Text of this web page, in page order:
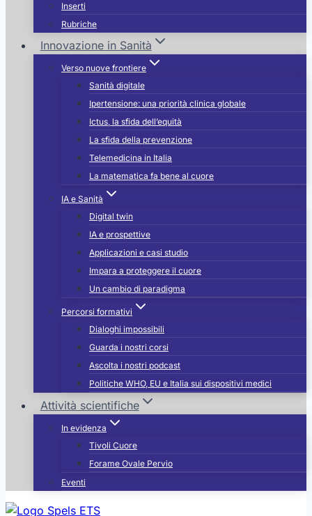
Inserti
Rubriche
Innovazione in Sanità
Verso nuove frontiere
Sanità digitale
Ipertensione: una priorità clinica globale
Ictus, la sfida dell’equità
La sfida della prevenzione
Telemedicina in Italia
La matematica fa bene al cuore
IA e Sanità
Digital twin
IA e prospettive
Applicazioni e casi studio
Impara a proteggere il cuore
Un cambio di paradigma
Percorsi formativi
Dialoghi impossibili
Guarda i nostri corsi
Ascolta i nostri podcast
Politiche WHO, EU e Italia sui dispositivi medici
Attività scientifiche
In evidenza
Tivoli Cuore
Forame Ovale Pervio
Eventi